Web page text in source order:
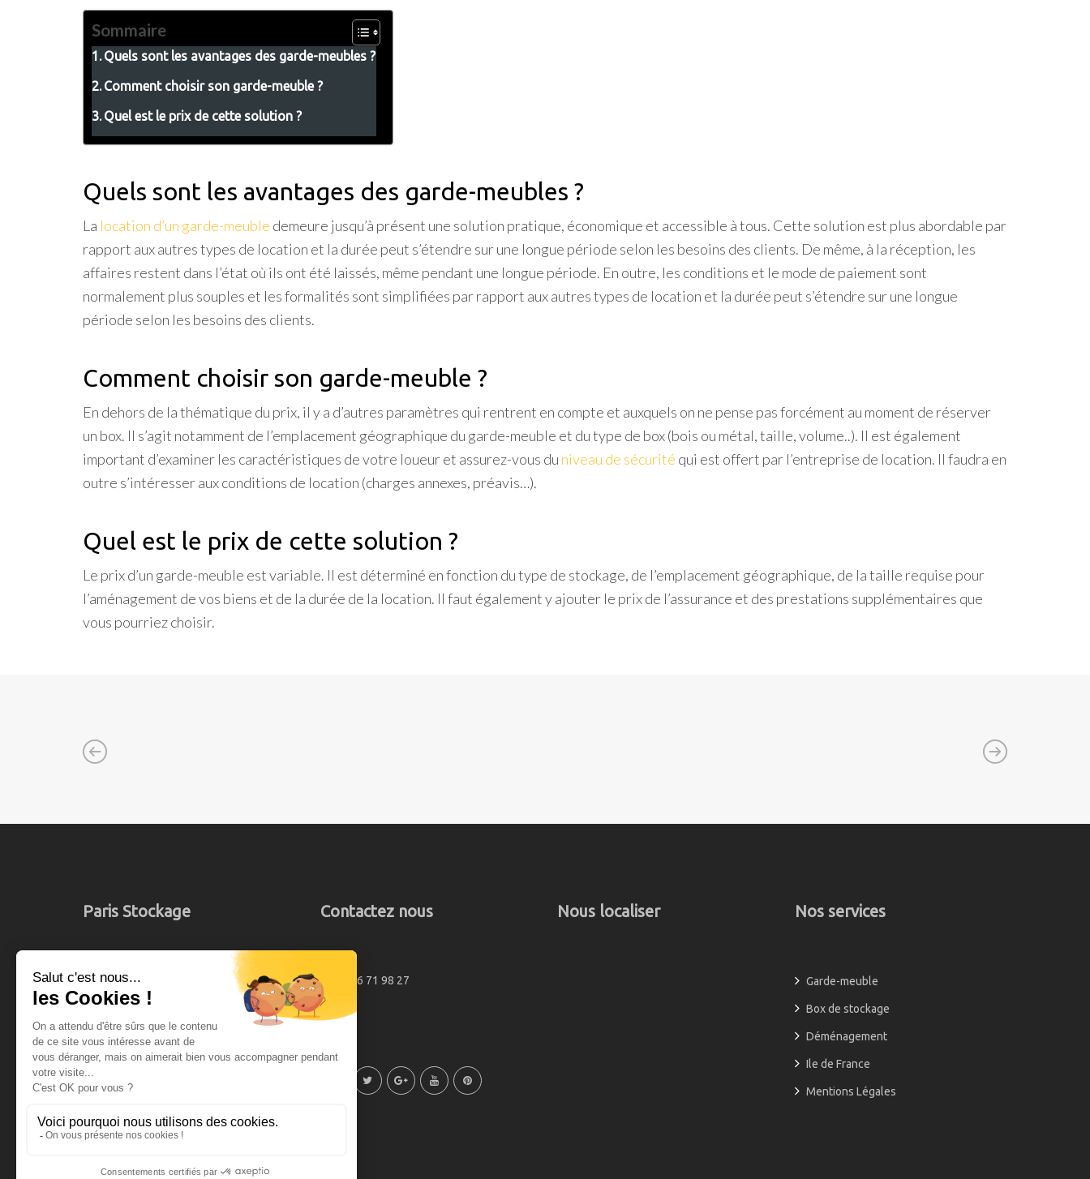
Sommaire
Quels sont les avantages des garde-meubles ?
Comment choisir son garde-meuble ?
Quel est le prix de cette solution ?
Quels sont les avantages des garde-meubles ?
La location d’un garde-meuble demeure jusqu’à présent une solution pratique, économique et accessible à tous. Cette solution est plus abordable par
rapport aux autres types de location et la durée peut s’étendre sur une longue période selon les besoins des clients. De même, à la réception, les
affaires restent dans l’état où ils ont été laissés, même pendant une longue période. En outre, les conditions et le mode de paiement sont
normalement plus souples et les formalités sont simplifiées par rapport aux autres types de location et la durée peut s’étendre sur une longue
période selon les besoins des clients.
Comment choisir son garde-meuble ?
En dehors de la thématique du prix, il y a d’autres paramètres qui rentrent en compte et auxquels on ne pense pas forcément au moment de réserver
un box. Il s’agit notamment de l’emplacement géographique du garde-meuble et du type de box (bois ou métal, taille, volume..). Il est également
important d’examiner les caractéristiques de votre loueur et assurez-vous du niveau de sécurité qui est offert par l’entreprise de location. Il faudra en
outre s’intéresser aux conditions de location (charges annexes, préavis…).
Quel est le prix de cette solution ?
Le prix d’un garde-meuble est variable. Il est déterminé en fonction du type de stockage, de l’emplacement géographique, de la taille requise pour
l’aménagement de vos biens et de la durée de la location. Il faut également y ajouter le prix de l’assurance et des prestations supplémentaires que
vous pourriez choisir.
Paris Stockage
Notre entreprise familiale, Paris stockage,
est à votre service depuis plus de 50 ans,
à Paris, pour vous proposer un service de
garde meuble pour particulier ou
professionnel.
Ajoutez un avis
Contactez nous
01 46 71 98 27
Nous localiser Nos services
Garde-meuble
Box de stockage
Déménagement
Ile de France
Mentions Légales